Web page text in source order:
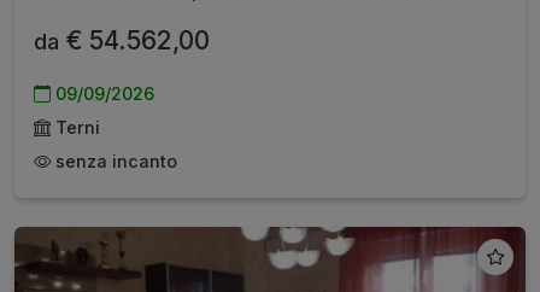
da € 54.562,00
09/09/2026
Terni
senza incanto